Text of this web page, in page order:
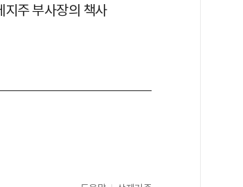
지주 부사장의 책사